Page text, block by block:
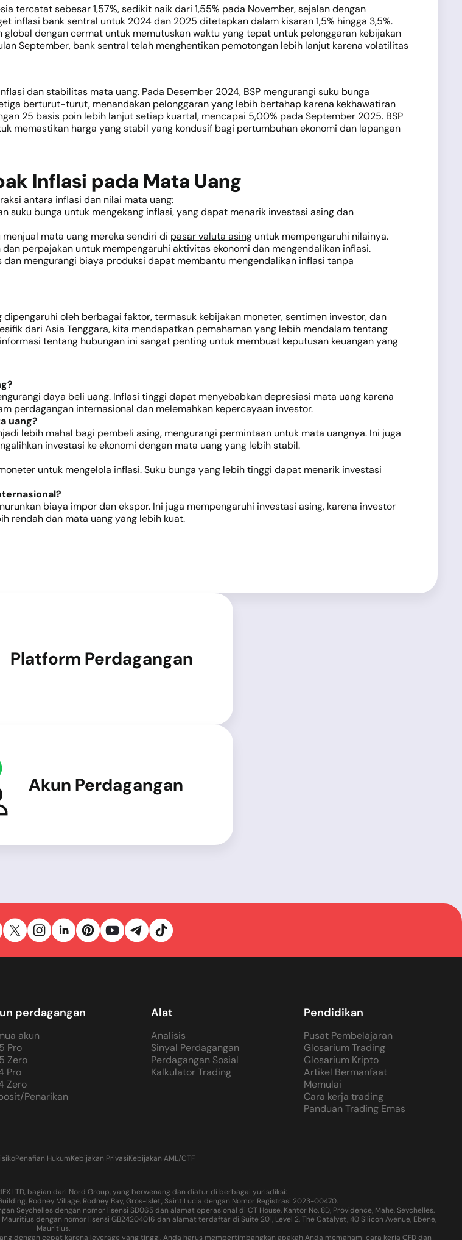
tercatat sebesar 1,57%, sedikit naik dari 1,55% pada November, sejalan dengan
inflasi bank sentral untuk 2024 dan 2025 ditetapkan dalam kisaran 1,5% hingga 3,5%.
dengan cermat untuk memutuskan waktu yang tepat untuk pelonggaran kebijakan
September, bank sentral telah menghentikan pemotongan lebih lanjut karena volatilitas
dan stabilitas mata uang. Pada Desember 2024, BSP mengurangi suku bunga
berturut-turut, menandakan pelonggaran yang lebih bertahap karena kekhawatiran
25 basis poin lebih lanjut setiap kuartal, mencapai 5,00% pada September 2025. BSP
memastikan harga yang stabil yang kondusif bagi pertumbuhan ekonomi dan lapangan
Inflasi pada Mata Uang
antara inflasi dan nilai mata uang:
suku bunga untuk mengekang inflasi, yang dapat menarik investasi asing dan
mata uang mereka sendiri di pasar valuta asing untuk mempengaruhi nilainya.
perpajakan untuk mempengaruhi aktivitas ekonomi dan mengendalikan inflasi.
mengurangi biaya produksi dapat membantu mengendalikan inflasi tanpa
oleh berbagai faktor, termasuk kebijakan moneter, sentimen investor, dan
dari Asia Tenggara, kita mendapatkan pemahaman yang lebih mendalam tentang
tentang hubungan ini sangat penting untuk membuat keputusan keuangan yang
daya beli uang. Inflasi tinggi dapat menyebabkan depresiasi mata uang karena
perdagangan internasional dan melemahkan kepercayaan investor.
uang?
lebih mahal bagi pembeli asing, mengurangi permintaan untuk mata uangnya. Ini juga
investasi ke ekonomi dengan mata uang yang lebih stabil.
untuk mengelola inflasi. Suku bunga yang lebih tinggi dapat menarik investasi
biaya impor dan ekspor. Ini juga mempengaruhi investasi asing, karena investor
rendah dan mata uang yang lebih kuat.
Platform Perdagangan
Akun Perdagangan
perdagangan
akun
Pro
Zero
Pro
Zero
Penarikan
Alat
Analisis
Sinyal Perdagangan
Perdagangan Sosial
Kalkulator Trading
Pendidikan
Pusat Pembelajaran
Glosarium Trading
Glosarium Kripto
Artikel Bermanfaat
Memulai
Cara kerja trading
Panduan Trading Emas
Penafian HukumKebijakan PrivasiKebijakan AML/CTF
LTD, bagian dari Nord Group, yang berwenang dan diatur di berbagai yurisdiksi:
Rodney Village, Rodney Bay, Gros-Islet, Saint Lucia dengan Nomor Registrasi 2023-00470.
Seychelles dengan nomor lisensi SD065 dan alamat operasional di CT House, Kantor No. 8D, Providence, Mahe, Seychelles.
dengan nomor lisensi GB24204016 dan alamat terdaftar di Suite 201, Level 2, The Catalyst, 40 Silicon Avenue, Ebene,
Mauritius.
dengan cepat karena leverage yang tinggi. Anda harus mempertimbangkan apakah Anda memahami cara kerja CFD dan